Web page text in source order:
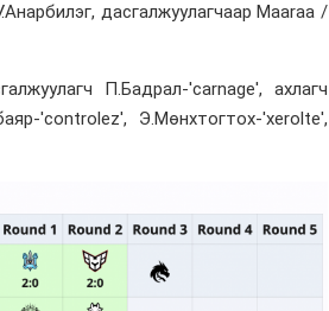
дасгалжуулагчаар Maaraa /
П.Бадрал-'carnage', ахлагч
'controlez', Э.Мөнхтогтох-'xerolte',